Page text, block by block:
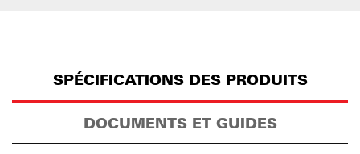
SPÉCIFICATIONS DES PRODUITS
DOCUMENTS ET GUIDES